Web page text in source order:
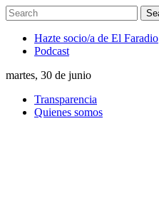
Hazte socio/a de El Faradio
Podcast
martes, 30 de junio
Transparencia
Quienes somos